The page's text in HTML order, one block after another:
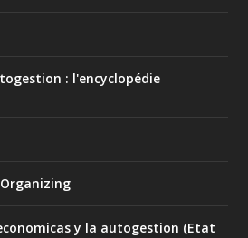
: l'encyclopédie
y la autogestion (Etat